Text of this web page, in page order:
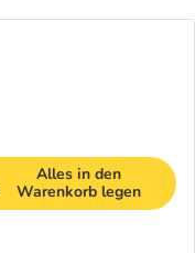
Alles in den
Warenkorb legen